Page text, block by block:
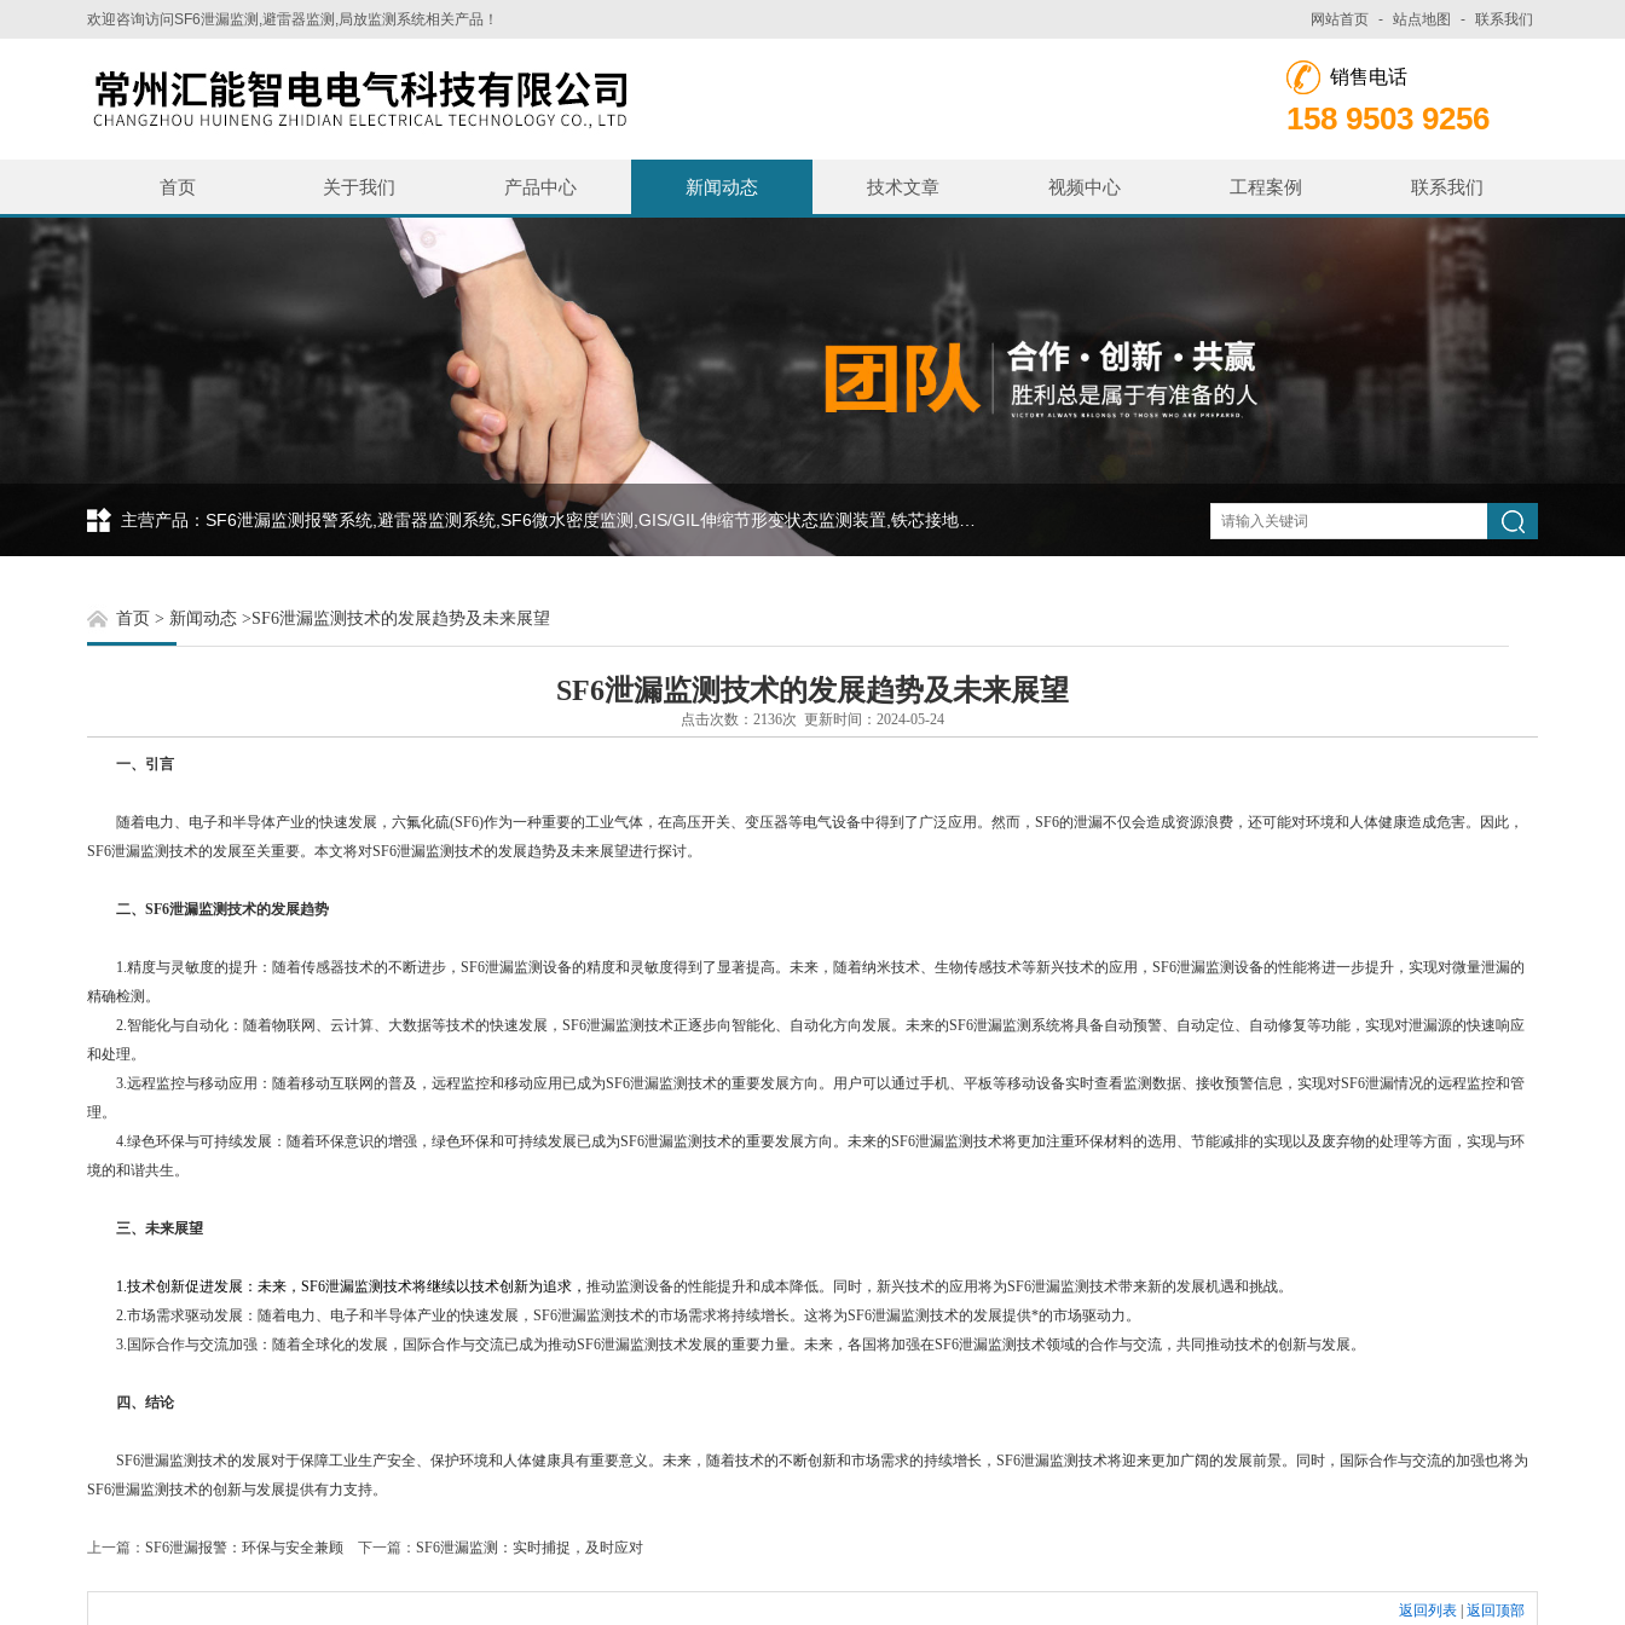
欢迎咨询访问SF6泄漏监测,避雷器监测,局放监测系统相关产品！ 网站首页 - 站点地图 - 联系我们
销售电话
158 9503 9256
首页 关于我们 产品中心 新闻动态 技术文章 视频中心 工程案例 联系我们
首页 > 新闻动态 >SF6泄漏监测技术的发展趋势及未来展望
SF6泄漏监测技术的发展趋势及未来展望
点击次数：2136次 更新时间：2024-05-24
一、引言
随着电力、电子和半导体产业的快速发展，六氟化硫(SF6)作为一种重要的工业气体，在高压开关、变压器等电气设备中得到了广泛应用。然而，SF6的泄漏不仅会造成资源浪费，还可能对环境和人体健康造成危害。因此，
SF6泄漏监测技术的发展至关重要。本文将对SF6泄漏监测技术的发展趋势及未来展望进行探讨。
二、SF6泄漏监测技术的发展趋势
1.精度与灵敏度的提升：随着传感器技术的不断进步，SF6泄漏监测设备的精度和灵敏度得到了显著提高。未来，随着纳米技术、生物传感技术等新兴技术的应用，SF6泄漏监测设备的性能将进一步提升，实现对微量泄漏的
精确检测。
2.智能化与自动化：随着物联网、云计算、大数据等技术的快速发展，SF6泄漏监测技术正逐步向智能化、自动化方向发展。未来的SF6泄漏监测系统将具备自动预警、自动定位、自动修复等功能，实现对泄漏源的快速响应
和处理。
3.远程监控与移动应用：随着移动互联网的普及，远程监控和移动应用已成为SF6泄漏监测技术的重要发展方向。用户可以通过手机、平板等移动设备实时查看监测数据、接收预警信息，实现对SF6泄漏情况的远程监控和管
理。
4.绿色环保与可持续发展：随着环保意识的增强，绿色环保和可持续发展已成为SF6泄漏监测技术的重要发展方向。未来的SF6泄漏监测技术将更加注重环保材料的选用、节能减排的实现以及废弃物的处理等方面，实现与环
境的和谐共生。
三、未来展望
1.技术创新促进发展：未来，SF6泄漏监测技术将继续以技术创新为追求， 推动监测设备的性能提升和成本降低。同时，新兴技术的应用将为SF6泄漏监测技术带来新的发展机遇和挑战。
2.市场需求驱动发展：随着电力、电子和半导体产业的快速发展，SF6泄漏监测技术的市场需求将持续增长。这将为SF6泄漏监测技术的发展提供*的市场驱动力。
3.国际合作与交流加强：随着全球化的发展，国际合作与交流已成为推动SF6泄漏监测技术发展的重要力量。未来，各国将加强在SF6泄漏监测技术领域的合作与交流，共同推动技术的创新与发展。
四、结论
SF6泄漏监测技术的发展对于保障工业生产安全、保护环境和人体健康具有重要意义。未来，随着技术的不断创新和市场需求的持续增长，SF6泄漏监测技术将迎来更加广阔的发展前景。同时，国际合作与交流的加强也将为
SF6泄漏监测技术的创新与发展提供有力支持。
上一篇： SF6泄漏报警：环保与安全兼顾 下一篇： SF6泄漏监测：实时捕捉，及时应对
返回列表 返回顶部